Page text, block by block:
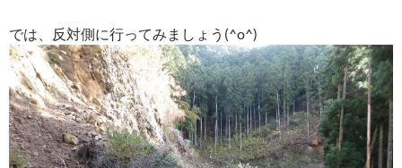
では、反対側に行ってみましょう(^o^)